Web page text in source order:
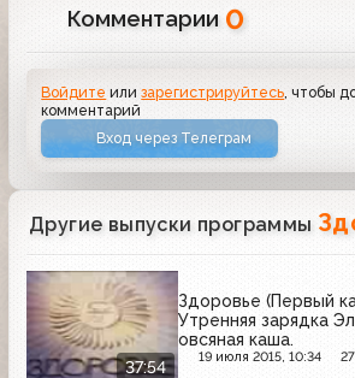
Комментарии 0
Войдите илизарегистрируйтесь , чтобы
комментарий
Вход через Телеграм
Другие выпуски программы
37:54
Здоровье (Первый
Утренняя зарядка
овсяная каша.
19 июля 2015, 10:34